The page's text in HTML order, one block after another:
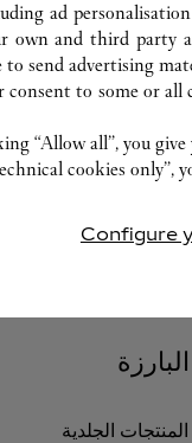
الاستعداد دائمًا
بإجراء فحصٍ
والمتابعة
المنتجات الجلدية
ad
own and third party
to send advertising
to some or all
“Allow all”, you
cookies only”,
Configure